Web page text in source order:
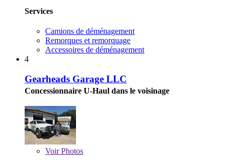
Services
Camions de déménagement
Remorques et remorquage
Accessoires de déménagement
4
Gearheads Garage LLC
Concessionnaire U-Haul dans le voisinage
VoirPhotos